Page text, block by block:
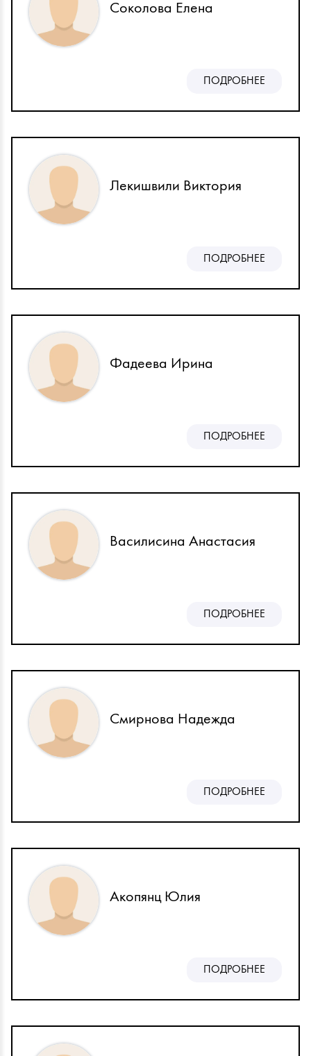
Соколова Елена
ПОДРОБНЕЕ
Лекишвили Виктория
ПОДРОБНЕЕ
Фадеева Ирина
ПОДРОБНЕЕ
Василисина Анастасия
ПОДРОБНЕЕ
Смирнова Надежда
ПОДРОБНЕЕ
Акопянц Юлия
ПОДРОБНЕЕ